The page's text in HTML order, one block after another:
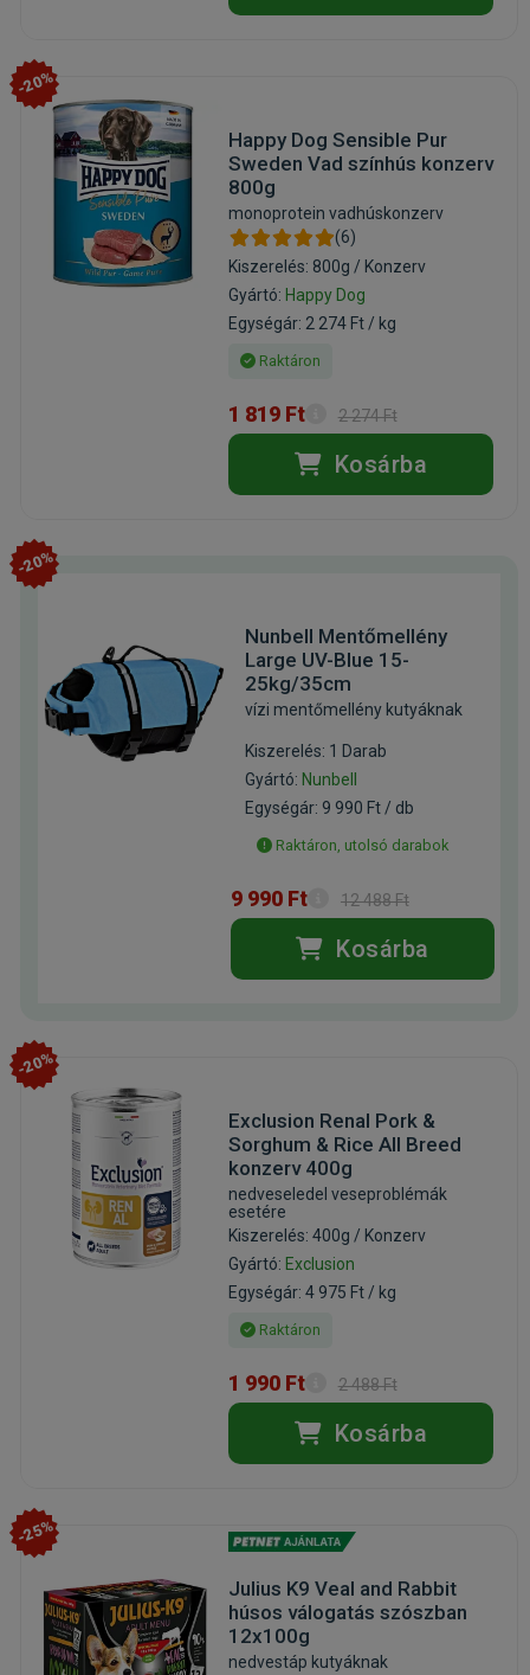
-20%
Happy Dog Sensible Pur
Sweden Vad színhús konzerv
800g
monoprotein vadhúskonzerv
(6)
Kiszerelés: 800g / Konzerv
Gyártó: Happy Dog
Egységár: 2 274 Ft / kg
Raktáron
1 819 Ft 2 274 Ft
Kosárba
-20%
Nunbell Mentőmellény
Large UV-Blue 15-
25kg/35cm
vízi mentőmellény kutyáknak
Kiszerelés: 1 Darab
Gyártó: Nunbell
Egységár: 9 990 Ft / db
Raktáron, utolsó darabok
9 990 Ft 12 488 Ft
Kosárba
-20%
Exclusion Renal Pork &
Sorghum & Rice All Breed
konzerv 400g
nedveseledel veseproblémák
esetére
Kiszerelés: 400g / Konzerv
Gyártó: Exclusion
Egységár: 4 975 Ft / kg
Raktáron
1 990 Ft 2 488 Ft
Kosárba
-25%
Julius K9 Veal and Rabbit
húsos válogatás szószban
12x100g
nedvestáp kutyáknak